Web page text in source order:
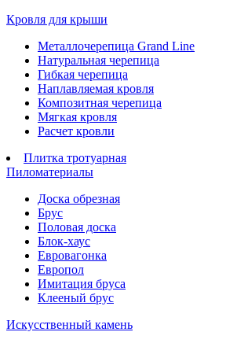
Кровля для крыши
Металлочерепица Grand Line
Натуральная черепица
Гибкая черепица
Наплавляемая кровля
Композитная черепица
Мягкая кровля
Расчет кровли
Плитка тротуарная
Пиломатериалы
Доска обрезная
Брус
Половая доска
Блок-хаус
Евровагонка
Европол
Имитация бруса
Клееный брус
Искусственный камень